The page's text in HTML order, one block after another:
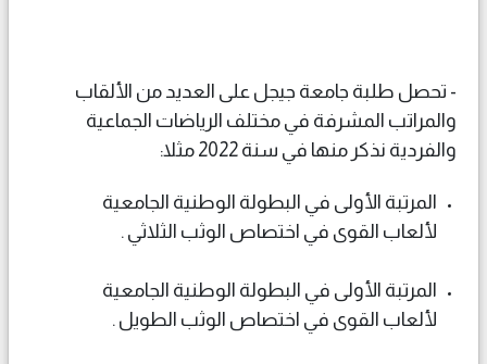
- تحصل طلبة جامعة جيجل على العديد من الألقاب
والمراتب المشرفة في مختلف الرياضات الجماعية
والفردية نذكر منها في سنة 2022 مثلا:
المرتبة الأولى في البطولة الوطنية الجامعية
لألعاب القوى في اختصاص الوثب الثلاثي .
المرتبة الأولى في البطولة الوطنية الجامعية
لألعاب القوى في اختصاص الوثب الطويل .